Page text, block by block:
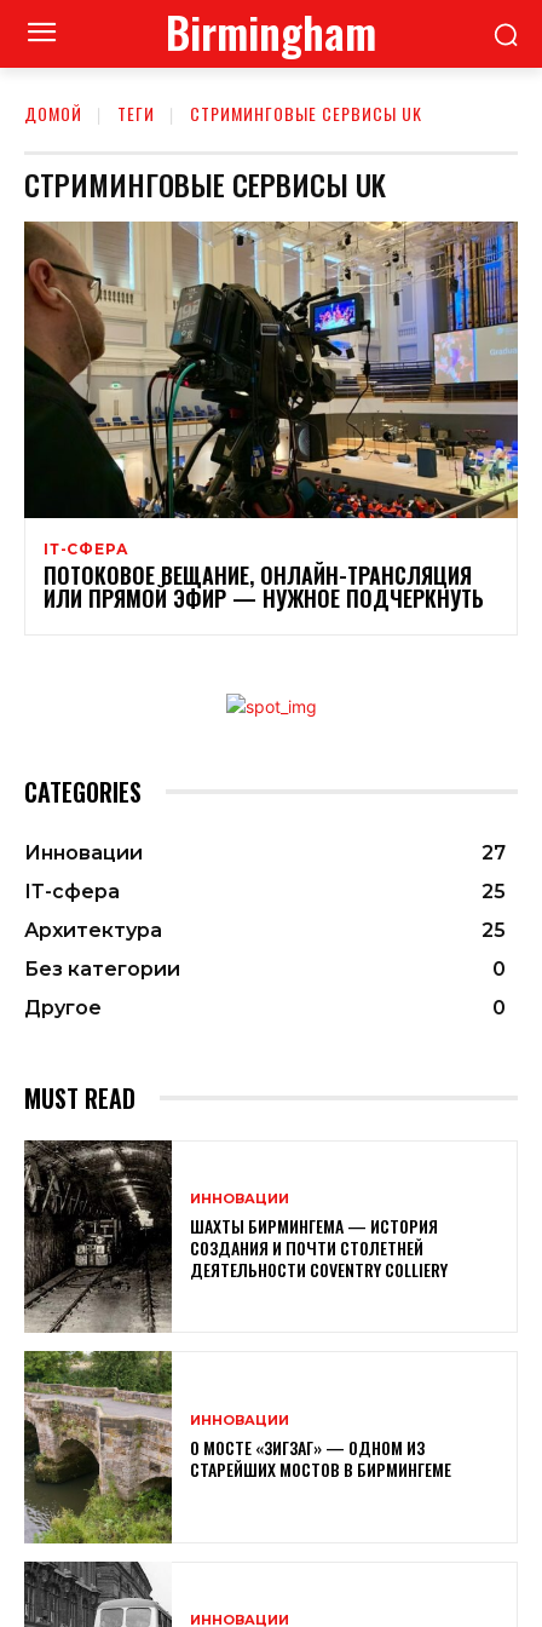
Birmingham
ДОМОЙ ТЕГИ СТРИМИНГОВЫЕ СЕРВИСЫ UK
СТРИМИНГОВЫЕ СЕРВИСЫ UK
ІТ-СФЕРА
ПОТОКОВОЕ ВЕЩАНИЕ, ОНЛАЙН-ТРАНСЛЯЦИЯ
ИЛИ ПРЯМОЙ ЭФИР — НУЖНОЕ ПОДЧЕРКНУТЬ
CATEGORIES
Инновации
27
ІТ-сфера
25
Архитектура
25
Без категории
0
Другое
0
MUST READ
ИННОВАЦИИ
ШАХТЫ БИРМИНГЕМА — ИСТОРИЯ
СОЗДАНИЯ И ПОЧТИ СТОЛЕТНЕЙ
ДЕЯТЕЛЬНОСТИ COVENTRY COLLIERY
ИННОВАЦИИ
О МОСТЕ «ЗИГЗАГ» — ОДНОМ ИЗ
СТАРЕЙШИХ МОСТОВ В БИРМИНГЕМЕ
ИННОВАЦИИ